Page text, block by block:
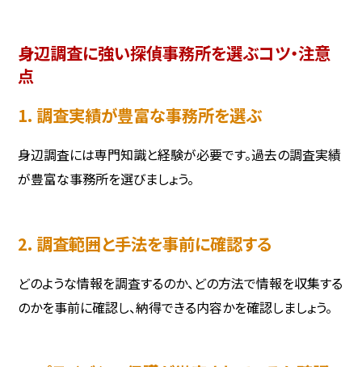
身辺調査に強い探偵事務所を選ぶコツ・注意
点
1. 調査実績が豊富な事務所を選ぶ
身辺調査には専門知識と経験が必要です。過去の調査実績
が豊富な事務所を選びましょう。
2. 調査範囲と手法を事前に確認する
どのような情報を調査するのか、どの方法で情報を収集する
のかを事前に確認し、納得できる内容かを確認しましょう。